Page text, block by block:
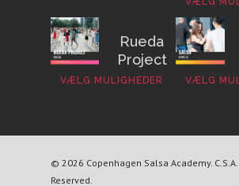
Rueda
Project
VÆLG MULIGHEDER VÆLG
© 2026 Copenhagen Salsa Academy.
Reserved.